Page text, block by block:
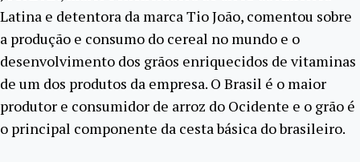
Latina e detentora da marca Tio João, comentou sobre
a produção e consumo do cereal no mundo e o
desenvolvimento dos grãos enriquecidos de vitaminas
de um dos produtos da empresa. O Brasil é o maior
produtor e consumidor de arroz do Ocidente e o grão é
o principal componente da cesta básica do brasileiro.